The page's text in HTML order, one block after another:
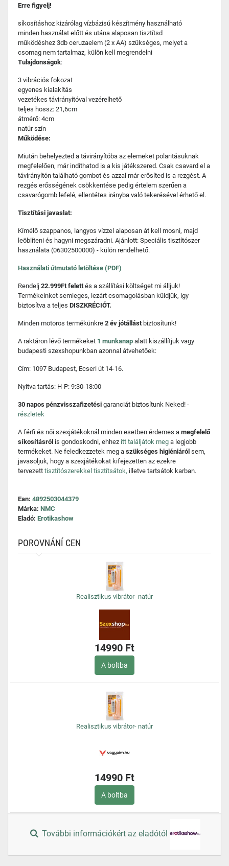
Erre figyelj!
síkosításhoz kizárólag vízbázisú készítmény használható
minden használat előtt és utána alaposan tisztítsd
működéshez 3db ceruzaelem (2 x AA) szükséges, melyet a
csomag nem tartalmaz, külön kell megrendelni
Tulajdonságok:
3 vibrációs fokozat
egyenes kialakítás
vezetékes távirányítóval vezérelhető
teljes hossz: 21,6cm
átmérő: 4cm
natúr szín
Működése:
Miután behelyezted a távirányítóba az elemeket polaritásuknak
megfelelően, már indíthatod is a kis játékszered. Csak csavard el a
távirányítón található gombot és azzal már erősíted is a rezgést. A
rezgés erősségének csökkentése pedig értelem szerűen a
csavarógomb lefelé, ellentétes irányba való tekerésével érhető el.
Tisztítási javaslat:
Kímélő szappanos, langyos vízzel alaposan át kell mosni, majd
leöblíteni és hagyni megszáradni. Ajánlott: Speciális tisztítószer
használata (06302500000) - külön rendelhető.
Használati útmutató letöltése (PDF)
Rendelj 22.999Ft felettés a szállítási költséget mi álljuk!
Termékeinket semleges, lezárt csomagolásban küldjük, így
biztosítva a teljes DISZKRÉCIÓT.
Minden motoros termékünkre 2 év jótállást biztosítunk!
A raktáron lévő termékeket 1 munkanap alatt kiszállítjuk vagy
budapesti szexshopunkban azonnal átvehetőek:
Cím: 1097 Budapest, Ecseri út 14-16.
Nyitva tartás: H-P: 9:30-18:00
30 napos pénzvisszafizetési garanciát biztosítunk Neked! -
részletek
A férfi és női szexjátékoknál minden esetben érdemes a megfelelő
síkosításról is gondoskodni, ehhez itt találjátok meg a legjobb
termékeket. Ne feledkezzetek meg a szükséges higiéniáról sem,
javasoljuk, hogy a szexjátékokat kifejezetten az ezekre
tervezett tisztítószerekkel tisztítsátok, illetve tartsátok karban.
Ean: 4892503044379
Márka: NMC
Eladó: Erotikashow
POROVNÁNÍ CEN
Realisztikus vibrátor- natúr
14990 Ft
A boltba
Realisztikus vibrátor- natúr
14990 Ft
A boltba
További információkért az eladótól